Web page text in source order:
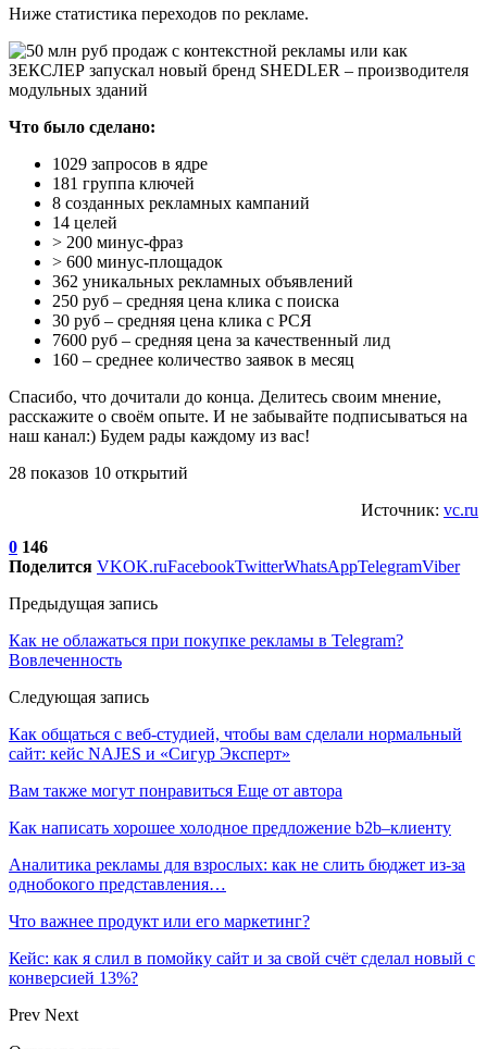
Ниже статистика переходов по рекламе.
Что было сделано:
1029 запросов в ядре
181 группа ключей
8 созданных рекламных кампаний
14 целей
> 200 минус-фраз
> 600 минус-площадок
362 уникальных рекламных объявлений
250 руб – средняя цена клика с поиска
30 руб – средняя цена клика с РСЯ
7600 руб – средняя цена за качественный лид
160 – среднее количество заявок в месяц
Спасибо, что дочитали до конца. Делитесь своим мнение,
расскажите о своём опыте. И не забывайте подписываться на
наш канал:) Будем рады каждому из вас!
28 показов 10 открытий
Источник: vc.ru
0 146
Поделится VKOK.ruFacebookTwitterWhatsAppTelegramViber
Предыдущая запись
Как не облажаться при покупке рекламы в Telegram?
Вовлеченность
Следующая запись
Как общаться с веб-студией, чтобы вам сделали нормальный
сайт: кейс NAJES и «‎Сигур Эксперт»
Вам также могут понравиться Еще от автора
Как написать хорошее холодное предложение b2b–клиенту
Аналитика рекламы для взрослых: как не слить бюджет из-за
однобокого представления…
Что важнее продукт или его маркетинг?
Кейс: как я слил в помойку сайт и за свой счёт сделал новый с
конверсией 13%?
Prev Next